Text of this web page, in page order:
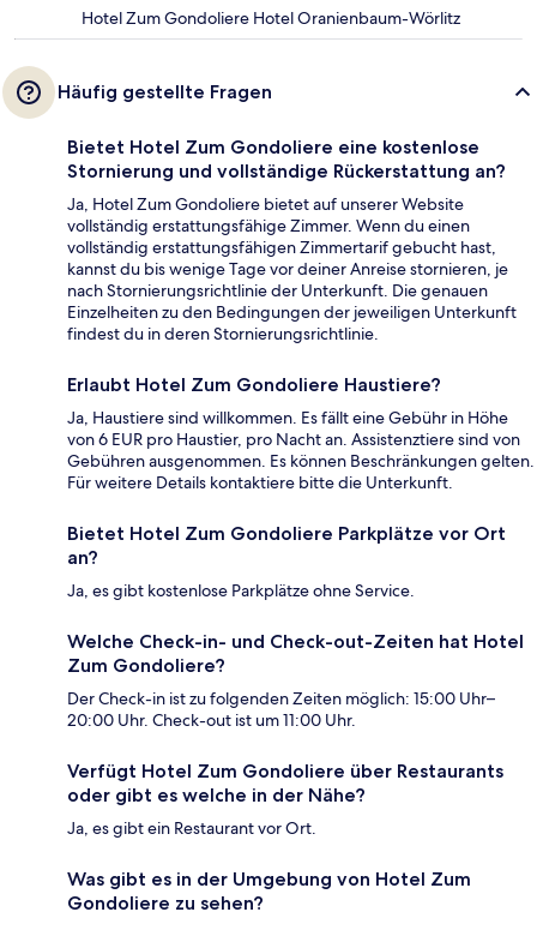
Hotel Zum Gondoliere Hotel Oranienbaum-Wörlitz
Häufig gestellte Fragen
Bietet Hotel Zum Gondoliere eine kostenlose
Stornierung und vollständige Rückerstattung an?
Ja, Hotel Zum Gondoliere bietet auf unserer Website
vollständig erstattungsfähige Zimmer. Wenn du einen
vollständig erstattungsfähigen Zimmertarif gebucht hast,
kannst du bis wenige Tage vor deiner Anreise stornieren, je
nach Stornierungsrichtlinie der Unterkunft. Die genauen
Einzelheiten zu den Bedingungen der jeweiligen Unterkunft
findest du in deren Stornierungsrichtlinie.
Erlaubt Hotel Zum Gondoliere Haustiere?
Ja, Haustiere sind willkommen. Es fällt eine Gebühr in Höhe
von 6 EUR pro Haustier, pro Nacht an. Assistenztiere sind von
Gebühren ausgenommen. Es können Beschränkungen gelten.
Für weitere Details kontaktiere bitte die Unterkunft.
Bietet Hotel Zum Gondoliere Parkplätze vor Ort
an?
Ja, es gibt kostenlose Parkplätze ohne Service.
Welche Check-in- und Check-out-Zeiten hat Hotel
Zum Gondoliere?
Der Check-in ist zu folgenden Zeiten möglich: 15:00 Uhr–
20:00 Uhr. Check-out ist um 11:00 Uhr.
Verfügt Hotel Zum Gondoliere über Restaurants
oder gibt es welche in der Nähe?
Ja, es gibt ein Restaurant vor Ort.
Was gibt es in der Umgebung von Hotel Zum
Gondoliere zu sehen?